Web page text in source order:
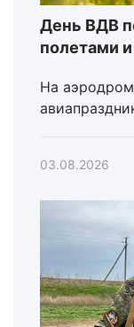
День ВДВ
полетами
На
03.08.2026